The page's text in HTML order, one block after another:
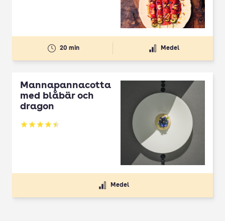
20 min Medel
Mannapannacotta
med blåbär och
dragon
Betyg: 4.5 av 5
Medel